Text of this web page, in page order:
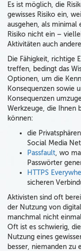
Es ist möglich, die
gewisses Risiko ein,
ausgehen, als minimal
Risiko nicht ein –
Aktivitäten auch
Die Fähigkeit, richtige
treffen, bedingt das
Optionen, um die
Konsequenzen sowie
Konsequenzen
Werkzeuge, die Ihnen
können:
die
Social Media
Passfault , wo
Passwörter
HTTPS
sicheren
Aktivisten sind oft
der Nutzung von
manchmal nicht
Oft ist es schwierig,
Nutzung eines
besser, niemanden